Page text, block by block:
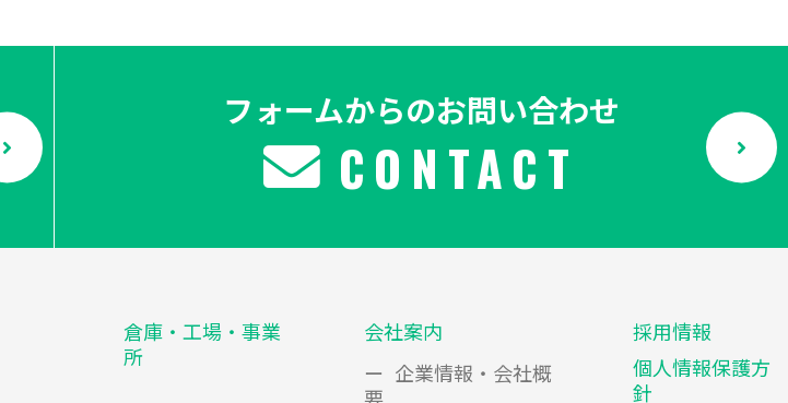
フォームからのお問い合わせ
CONTACT
倉庫・工場・事業
所
会社案内
企業情報・会社概
採用情報
個人情報保護方
針